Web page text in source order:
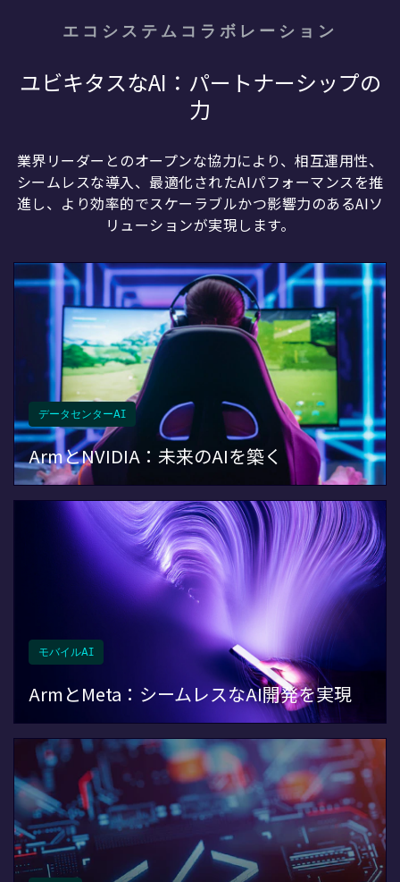
エコシステムコラボレーション
ユビキタスなAI：パートナーシップの
力
業界リーダーとのオープンな協力により、相互運用性、
シームレスな導入、最適化されたAIパフォーマンスを推
進し、より効率的でスケーラブルかつ影響力のあるAIソ
リューションが実現します。
データセンターAI
ArmとNVIDIA：未来のAIを築く
モバイルAI
ArmとMeta：シームレスなAI開発を実現